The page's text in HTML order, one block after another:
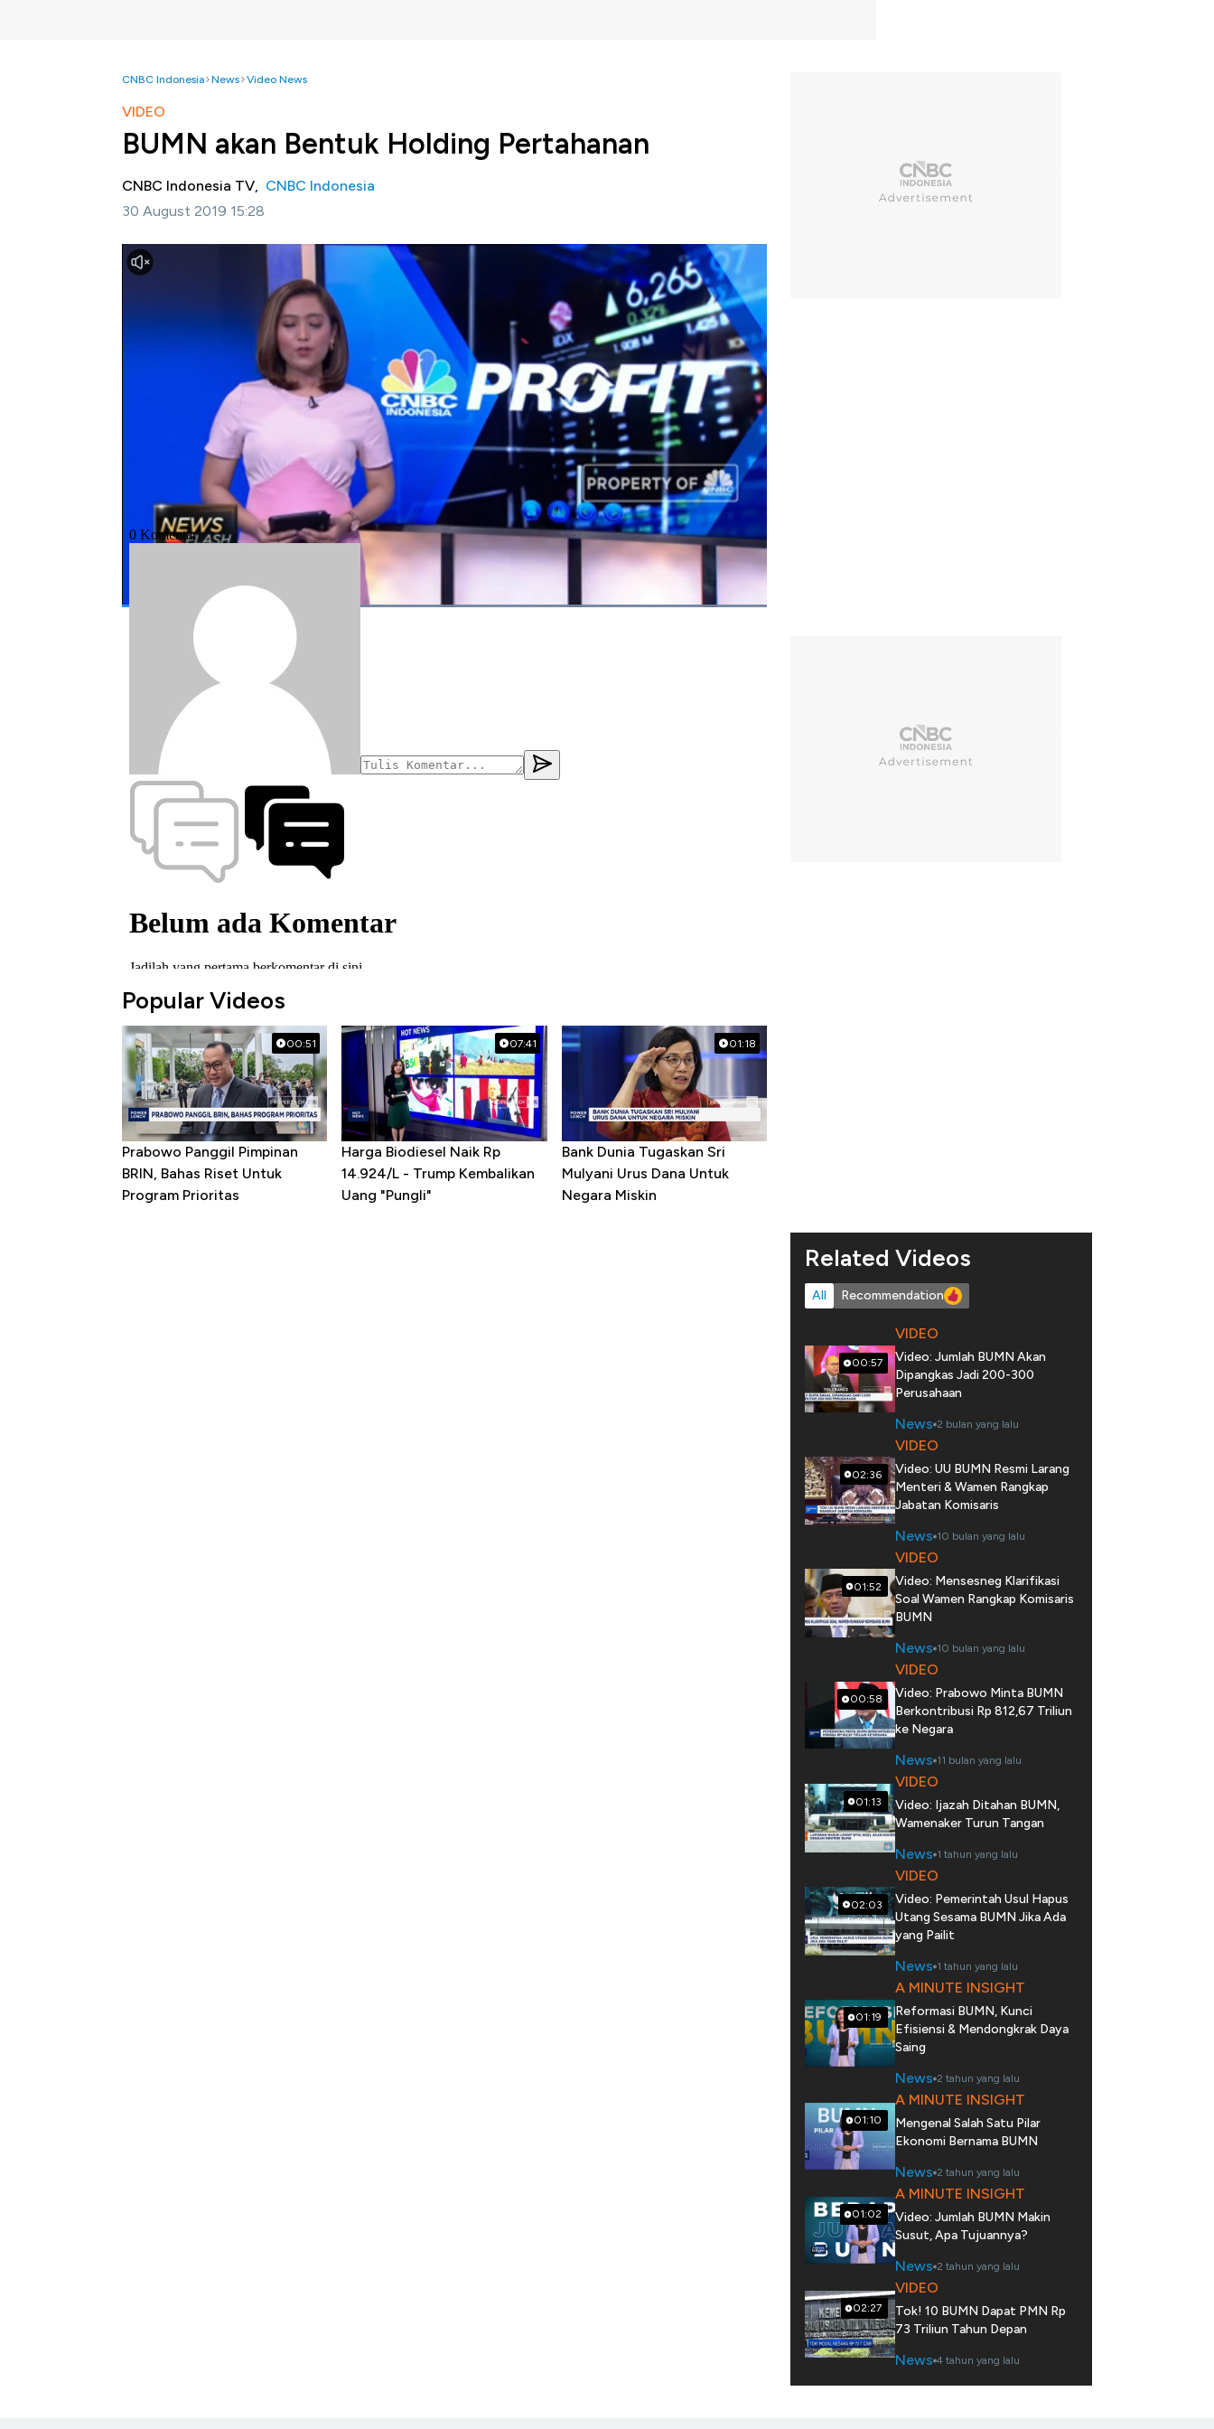
CNBC Indonesia News Video News
VIDEO
BUMN akan Bentuk Holding Pertahanan
CNBC Indonesia TV, CNBC Indonesia
30 August 2019 15:28
Jakarta, CNBC Indonesia -
BUMN memastikan akan membentuk holding baru yaitu industri
pertahanan dan media. Rini Soemarno mengatakan saat ini rencana pembentukan itu sudah dalam
tahap pembicaraan, rencananya bisa dilaksanakan dalam waktu dekat.
Simak informasi selengkapnya dalam program Profit di CNBC Indonesia (Jumat, 30/08/2019).
#industri
Popular Videos
00:51
Prabowo Panggil Pimpinan
BRIN, Bahas Riset Untuk
Program Prioritas
07:41
Harga Biodiesel Naik Rp
14.924/L - Trump Kembalikan
Uang "Pungli"
01:18
Bank Dunia Tugaskan Sri
Mulyani Urus Dana Untuk
Negara Miskin
Related Videos
All Recommendation
00:57
VIDEO
Video: Jumlah BUMN Akan
Dipangkas Jadi 200-300
Perusahaan
News 2 bulan yang lalu
02:36
VIDEO
Video: UU BUMN Resmi Larang
Menteri & Wamen Rangkap
Jabatan Komisaris
News 10 bulan yang lalu
01:52
VIDEO
Video: Mensesneg Klarifikasi
Soal Wamen Rangkap Komisaris
BUMN
News 10 bulan yang lalu
00:58
VIDEO
Video: Prabowo Minta BUMN
Berkontribusi Rp 812,67 Triliun
ke Negara
News 11 bulan yang lalu
01:13
VIDEO
Video: Ijazah Ditahan BUMN,
Wamenaker Turun Tangan
News 1 tahun yang lalu
02:03
VIDEO
Video: Pemerintah Usul Hapus
Utang Sesama BUMN Jika Ada
yang Pailit
News 1 tahun yang lalu
01:19
A MINUTE INSIGHT
Reformasi BUMN, Kunci
Efisiensi & Mendongkrak Daya
Saing
News 2 tahun yang lalu
01:10
A MINUTE INSIGHT
Mengenal Salah Satu Pilar
Ekonomi Bernama BUMN
News 2 tahun yang lalu
01:02
A MINUTE INSIGHT
Video: Jumlah BUMN Makin
Susut, Apa Tujuannya?
News 2 tahun yang lalu
02:27
VIDEO
Tok! 10 BUMN Dapat PMN Rp
73 Triliun Tahun Depan
News 4 tahun yang lalu